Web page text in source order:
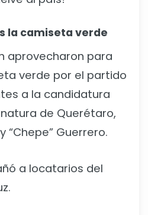
la camiseta verde
aprovecharon para
verde por el partido
a la candidatura
de Querétaro,
“Chepe” Guerrero.
a locatarios del